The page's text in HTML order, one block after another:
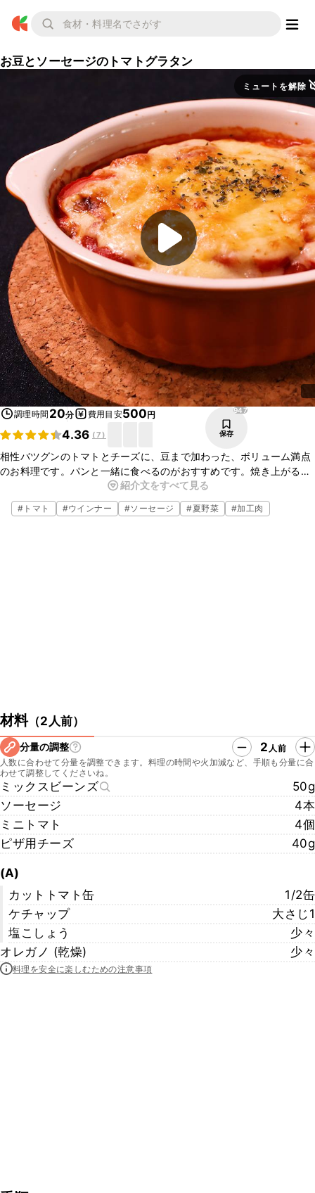
お豆とソーセージのトマトグラタン
ミュートを解除
調理時間 20分 費用目安500円
4.36 (7)
947
保存
相性バツグンのトマトとチーズに、豆まで加わった、ボリューム満点
のお料理です。パンと一緒に食べるのがおすすめです。焼き上がる5
分前に同じトースターでパンを焼けば、一石二鳥、エコ調理ができま
す。
紹介文をすべて見る
# トマト #ウインナー #ソーセージ #夏野菜 #加工肉
材料（2人前）
分量の調整 2 人前
人数に合わせて分量を調整できます。料理の時間や火加減など、手順も分量に合
わせて調整してくださいね。
ミックスビーンズ
50g
ソーセージ
4本
ミニトマト
4個
ピザ用チーズ
40g
(A)
カットトマト缶
1/2缶
ケチャップ
大さじ1
塩こしょう
少々
オレガノ (乾燥)
少々
料理を安全に楽しむための注意事項